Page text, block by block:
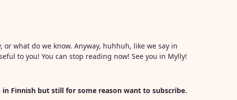
what do we know. Anyway, huhhuh, like we say in
to you! You can stop reading now! See you in Mylly!
Finnish but still for some reason want to subscribe.